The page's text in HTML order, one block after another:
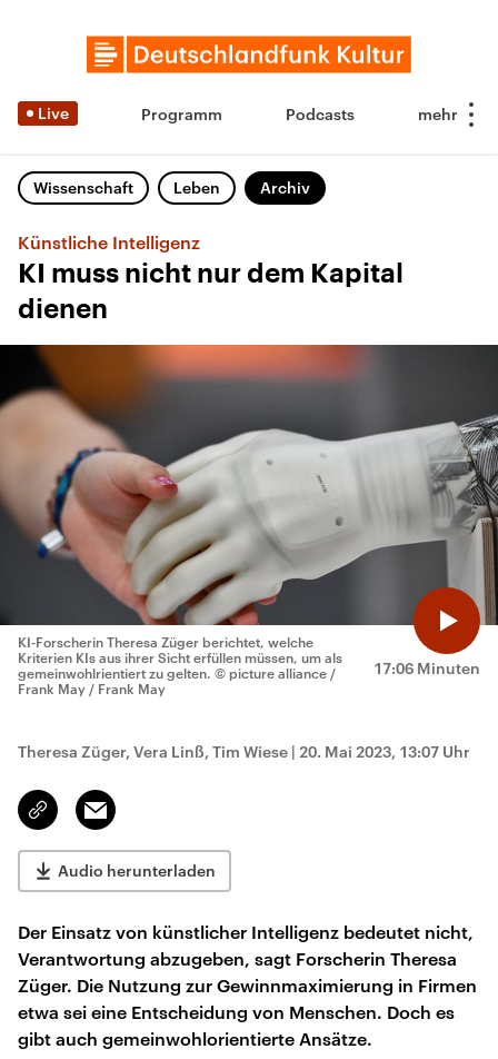
Live Programm Podcasts
Wissenschaft Leben Archiv
Künstliche Intelligenz
KI muss nicht nur dem Kapital
dienen
17:06 Minuten
KI-Forscherin Theresa Züger berichtet, welche
Kriterien KIs aus ihrer Sicht erfüllen müssen, um als
gemeinwohlrientiert zu gelten. © picture alliance /
Frank May / Frank May
Theresa Züger, Vera Linß, Tim Wiese | 20. Mai 2023, 13:07 Uhr
Link
kopieren/teilen
Email
Audio herunterladen
Der Einsatz von künstlicher Intelligenz bedeutet nicht,
Verantwortung abzugeben, sagt Forscherin Theresa
Züger. Die Nutzung zur Gewinnmaximierung in Firmen
etwa sei eine Entscheidung von Menschen. Doch es
gibt auch gemeinwohlorientierte Ansätze.